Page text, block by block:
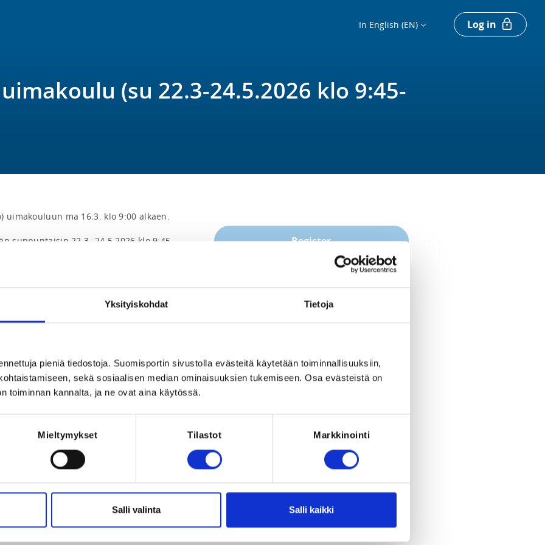
Yksityiskohdat Tietoja
pieniä tiedostoja. Suomisportin sivustolla evästeitä käytetään toiminnallisuuksiin,
sekä sosiaalisen median ominaisuuksien tukemiseen. Osa evästeistä on
toiminnan kannalta, ja ne ovat aina käytössä.
Mieltymykset Tilastot Markkinointi
Salli valinta Salli kaikki
In English (EN) Log in
uimakoulu (su 22.3-24.5.2026 klo 9:45-
uimakouluun ma 16.3. klo 9:00 alkaen.
sunnuntaisin 22.3.-24.5.2026 klo 9:45-
uimakouluja.
tulee liittyä JUK jäseneksi, mikäli
kauden aikana. Jäsenmaksu on
Pääset liittymään jäseneksi täältä:
3762-46c4-bca6-f9326e36c10c
at 21:00
Register
Fr 17.4.2026at21:00
REQUIRED FOR THE REGISTRATION
- 21.3.2022